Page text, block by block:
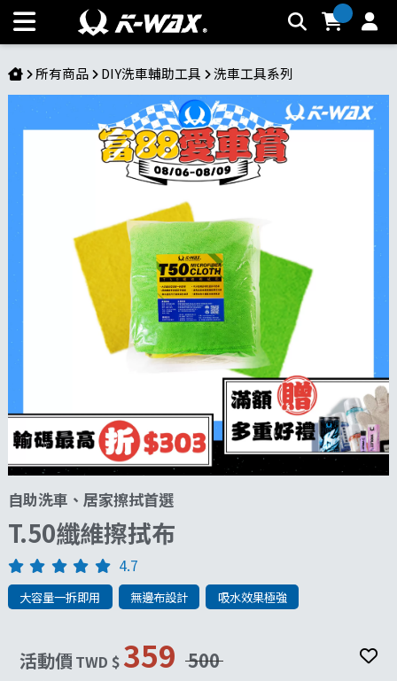
T.50纖維擦拭布 | K-WAX台灣汽車美容材料
所有商品 DIY洗車輔助工具 洗車工具系列
自助洗車、居家擦拭首選
T.50纖維擦拭布
4.7
大容量一拆即用 無邊布設計 吸水效果極強
活動價 TWD $ 359 500